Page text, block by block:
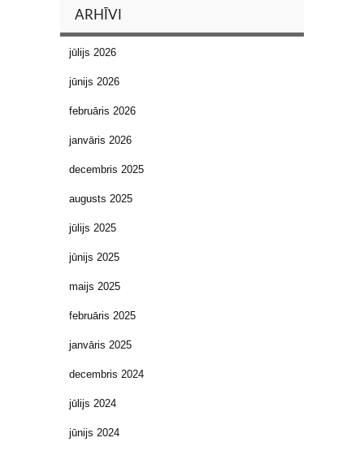
ARHĪVI
jūlijs 2026
jūnijs 2026
februāris 2026
janvāris 2026
decembris 2025
augusts 2025
jūlijs 2025
jūnijs 2025
maijs 2025
februāris 2025
janvāris 2025
decembris 2024
jūlijs 2024
jūnijs 2024